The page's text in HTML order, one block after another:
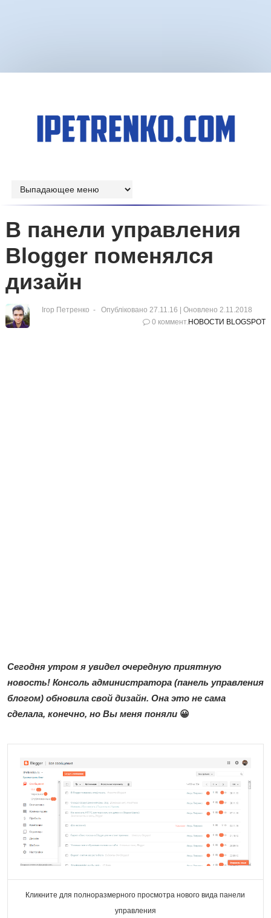
В панели управления
Blogger поменялся
дизайн
Ігор Петренко Опубліковано 27.11.16 | Оновлено 2.11.2018
0 коммент.НОВОСТИ BLOGSPOT
Сегодня утром я увидел очередную приятную
новость! Консоль администратора (панель управления
блогом) обновила свой дизайн. Она это не сама
сделала, конечно, но Вы меня поняли 😀
Кликните для полноразмерного просмотра нового вида панели
управления